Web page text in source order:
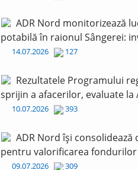
ADR Nord monitorizează
potabilă în raionul Sângerei:
14.07.2026 127
Rezultatele Programului
sprijin a afacerilor, evaluate la
10.07.2026 393
ADR Nord își
pentru valorificarea
09.07.2026 309